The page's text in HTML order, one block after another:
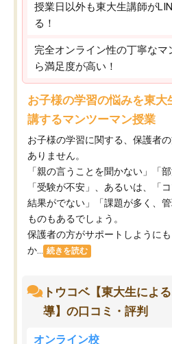
授業日以外も東大生講師が
る！
完全オンライン性の丁寧な
ら満足度が高い！
お子様の学習の悩みを東
講するマンツーマン授業
お子様の学習に関する、保護者
ありません。
「親の言うことを聞かない」「
「受験が不安」、あるいは、「
結果がでない」「課題が多く、
ものもあるでしょう。
保護者の方がサポートしように
か...
続きを読む
トウコベ【東大生によ
導】の口コミ・評判
オンライン校